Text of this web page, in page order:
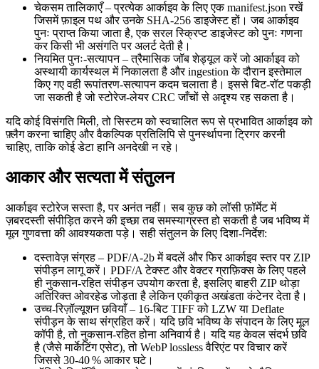
चेकसम तालिकाएँ– प्रत्येक आर्काइव के लिए एकmanifest.json रखें
जिसमें फ़ाइल पथ और उनके SHA‑256 डाइजेस्ट हों। जब आर्काइव
पुनः प्राप्त किया जाता है, एक सरल स्क्रिप्ट डाइजेस्ट को पुनः गणना
कर किसी भी असंगति पर अलर्ट देती है।
नियमित पुनः‑सत्यापन– त्रैमासिक जॉब शेड्यूल करें जो आर्काइव को
अस्थायी कार्यस्थल में निकालता है और ingestion के दौरान इस्तेमाल
किए गए वही रूपांतरण‑सत्यापन कदम चलाता है। इससे बिट‑रॉट पकड़ी
जा सकती है जो स्टोरेज‑लेयर CRC जाँचों से अदृश्य रह सकता है।
यदि कोई विसंगति मिली, तो सिस्टम को स्वचालित रूप से प्रभावित आर्काइव को
फ़्लैग करना चाहिए और वैकल्पिक प्रतिलिपि से पुनर्स्थापना ट्रिगर करनी
चाहिए, ताकि कोई डेटा हानि अनदेखी न रहे।
आकार और सत्‍यता में संतुलन
आर्काइव स्टोरेज सस्ता है, पर अनंत नहीं। सब कुछ को लॉसी फ़ॉर्मेट में
ज़बरदस्ती संपीड़ित करने की इच्छा तब समस्याग्रस्त हो सकती है जब भविष्य में
मूल गुणवत्ता की आवश्यकता पड़े। सही संतुलन के लिए दिशा‑निर्देश:
दस्तावेज़ संग्रह – PDF/A‑2b में बदलें और फिर आर्काइव स्तर पर ZIP
संपीड़न लागू करें। PDF/A टेक्स्ट और वेक्टर ग्राफ़िक्स के लिए पहले
ही नुकसान‑रहित संपीड़न उपयोग करता है, इसलिए बाहरी ZIP थोड़ा
अतिरिक्त ओवरहेड जोड़ता है लेकिन एकीकृत अखंडता कंटेनर देता है।
उच्च‑रिज़ॉल्यूशन छवियाँ– 16‑बिट TIFF को LZWया Deflate
संपीड़न के साथ संग्रहित करें। यदि छवि भविष्य के संपादन के लिए मूल
कॉपी है, तो नुकसान‑रहित होना अनिवार्य है। यदि यह केवल संदर्भ छवि
है (जैसे मार्केटिंग एसेट), तो WebP losslessवैरिएंट पर विचार करें
जिससे 30‑40 % आकार घटे।